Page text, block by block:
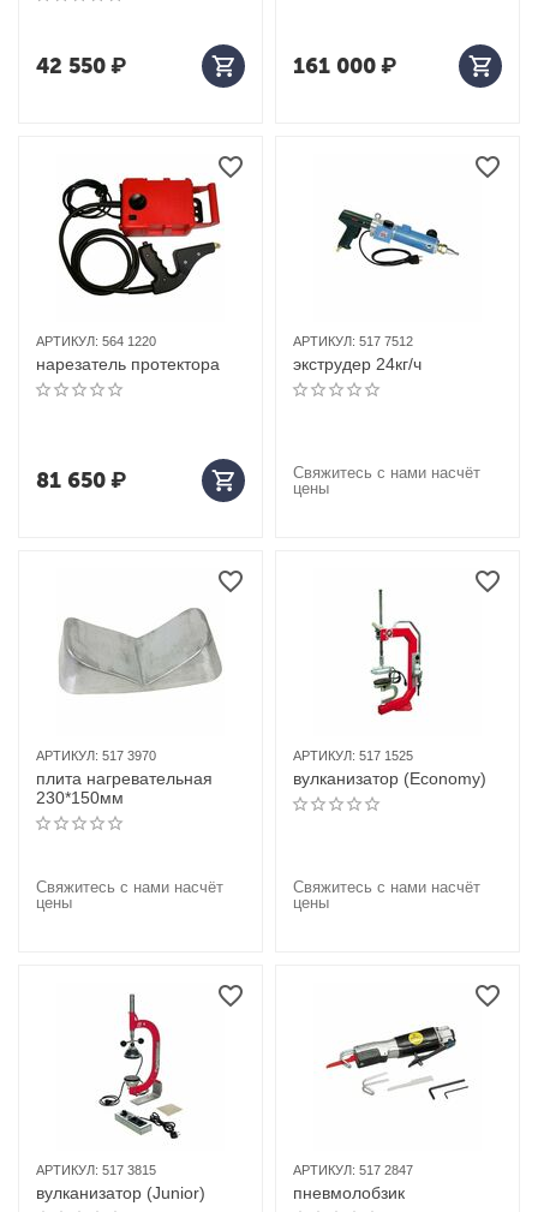
42 550₽ 161 000₽
АРТИКУЛ: 564 1220
нарезатель протектора
81 650₽
АРТИКУЛ: 517 7512
экструдер 24кг/ч
Свяжитесь с нами насчёт
цены
АРТИКУЛ: 517 3970
плита нагревательная
230*150мм
Свяжитесь с нами насчёт
цены
АРТИКУЛ: 517 1525
вулканизатор (Economy)
Свяжитесь с нами насчёт
цены
АРТИКУЛ: 517 3815
вулканизатор (Junior)
АРТИКУЛ: 517 2847
пневмолобзик